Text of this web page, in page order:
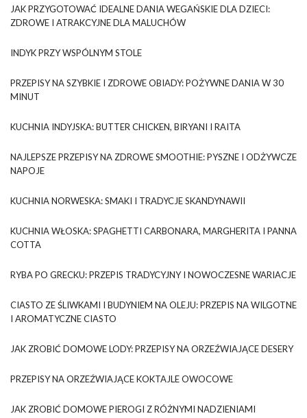
JAK PRZYGOTOWAĆ IDEALNE DANIA WEGAŃSKIE DLA DZIECI:
ZDROWE I ATRAKCYJNE DLA MALUCHÓW
INDYK PRZY WSPÓLNYM STOLE
PRZEPISY NA SZYBKIE I ZDROWE OBIADY: POŻYWNE DANIA W 30
MINUT
KUCHNIA INDYJSKA: BUTTER CHICKEN, BIRYANI I RAITA
NAJLEPSZE PRZEPISY NA ZDROWE SMOOTHIE: PYSZNE I ODŻYWCZE
NAPOJE
KUCHNIA NORWESKA: SMAKI I TRADYCJE SKANDYNAWII
KUCHNIA WŁOSKA: SPAGHETTI CARBONARA, MARGHERITA I PANNA
COTTA
RYBA PO GRECKU: PRZEPIS TRADYCYJNY I NOWOCZESNE WARIACJE
CIASTO ZE ŚLIWKAMI I BUDYNIEM NA OLEJU: PRZEPIS NA WILGOTNE
I AROMATYCZNE CIASTO
JAK ZROBIĆ DOMOWE LODY: PRZEPISY NA ORZEŹWIAJĄCE DESERY
PRZEPISY NA ORZEŹWIAJĄCE KOKTAJLE OWOCOWE
JAK ZROBIĆ DOMOWE PIEROGI Z RÓŻNYMI NADZIENIAMI